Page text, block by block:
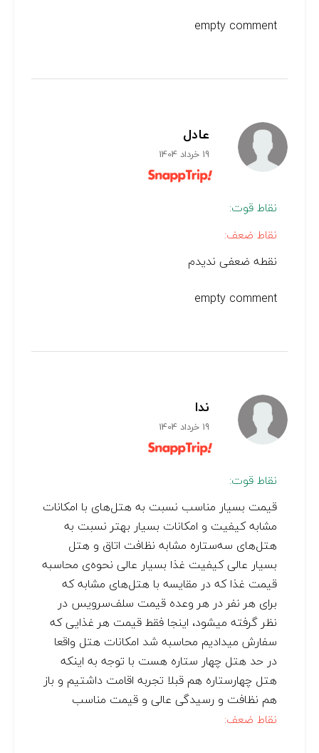
empty comment
عادل
19 خرداد 1404
نقاط قوت:
نقاط ضعف:
نقطه ضعفی ندیدم
empty comment
ندا
19 خرداد 1404
نقاط قوت:
قیمت بسیار مناسب نسبت به هتل‌های با امکانات
مشابه کيفيت و امکانات بسیار بهتر نسبت به
هتل‌های سه‌ستاره مشابه‌ نظافت اتاق و هتل
بسیار عالی کیفیت غذا بسیار عالی نحوه‌ی محاسبه
قیمت غذا که در مقایسه با هتل‌های مشابه‌ که
برای هر نفر در هر وعده قيمت سلف‌سرویس در
نظر گرفته میشود، اینجا فقط قيمت هر غذایی که
سفارش میدادیم محاسبه شد امکانات هتل واقعا
در حد هتل چهار ستاره هست با توجه به اینکه
هتل چهارستاره هم قبلا تجربه اقامت داشتیم و باز
هم نظافت و رسیدگی عالی و قیمت مناسب
نقاط ضعف: